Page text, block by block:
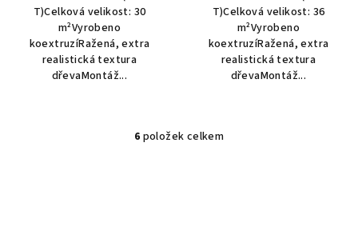
T)Celková velikost: 30
m²Vyrobeno
koextruzíRažená, extra
realistická textura
dřevaMontáž...
T)Celková velikost: 36
m²Vyrobeno
koextruzíRažená, extra
realistická textura
dřevaMontáž...
O
6 položek celkem